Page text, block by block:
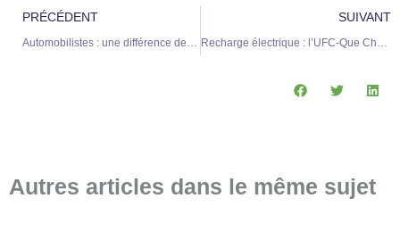
Précédent
PRÉCÉDENT SUIVANT
Autres articles dans le même sujet